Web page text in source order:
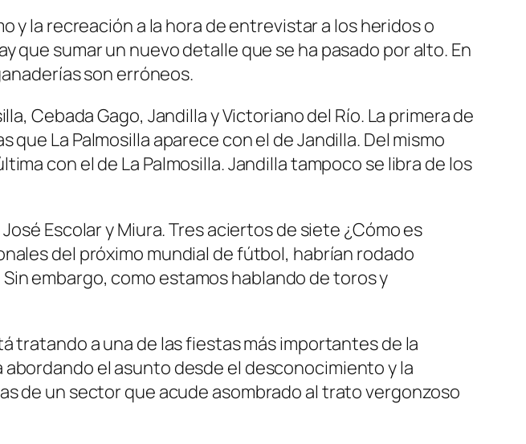
y la recreación a la hora de entrevistar a los heridos o
que sumar un nuevo detalle que se ha pasado por alto. En
son erróneos.
Cebada Gago, Jandilla y Victoriano del Río. La primera de
La Palmosilla aparece con el de Jandilla. Del mismo
con el de La Palmosilla. Jandilla tampoco se libra de los
Escolar y Miura. Tres aciertos de siete ¿Cómo es
del próximo mundial de fútbol, habrían rodado
embargo, como estamos hablando de toros y
tratando a una de las fiestas más importantes de la
el asunto desde el desconocimiento y la
de un sector que acude asombrado al trato vergonzoso